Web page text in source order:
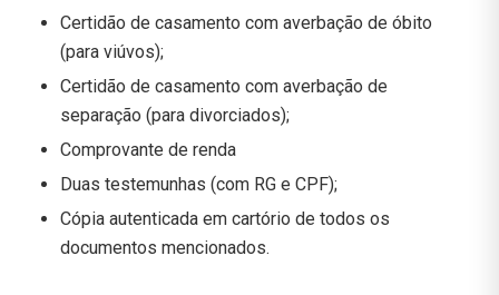
Certidão de casamento com averbação de óbito
(para viúvos);
Certidão de casamento com averbação de
separação (para divorciados);
Comprovante de renda
Duas testemunhas (com RG e CPF);
Cópia autenticada em cartório de todos os
documentos mencionados.